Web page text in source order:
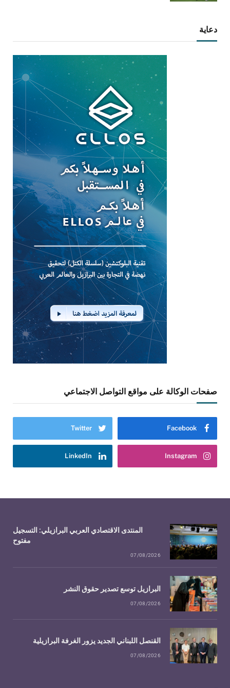
دعاية
صفحات الوكالة على مواقع التواصل الاجتماعي
Facebook
Twitter
Instagram
LinkedIn
المنتدى الاقتصادي العربي البرازيلي: التسجيل
مفتوح
07/08/2026
البرازيل توسع تصدير حقوق النشر
07/08/2026
القنصل اللبناني الجديد يزور الغرفة البرازيلية
07/08/2026